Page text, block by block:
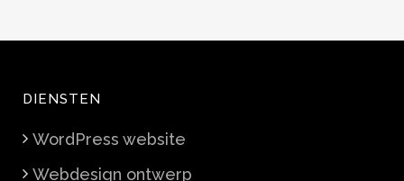
DIENSTEN
WordPress website
Webdesign ontwerp